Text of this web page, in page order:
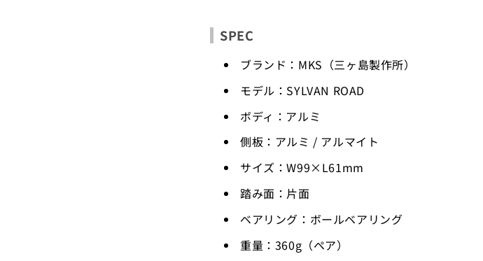
SPEC
ブランド：MKS（三ヶ島製作所）
モデル：SYLVAN ROAD
ボディ：アルミ
側板：アルミ / アルマイト
サイズ：W99×L61mm
踏み面：片面
ベアリング：ボールベアリング
重量：360g（ペア）